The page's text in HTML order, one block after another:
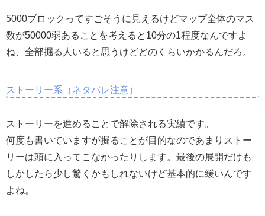
5000ブロックってすごそうに見えるけどマップ全体のマス
数が50000弱あることを考えると10分の1程度なんですよ
ね、全部掘る人いると思うけどどのくらいかかるんだろ。
ストーリー系（ネタバレ注意）
ストーリーを進めることで解除される実績です。
何度も書いていますが掘ることが目的なのであまりストー
リーは頭に入ってこなかったりします。最後の展開だけも
しかしたら少し驚くかもしれないけど基本的に緩いんです
よね。